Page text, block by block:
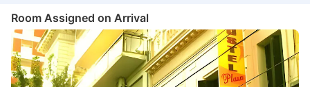
Room Assigned on Arrival